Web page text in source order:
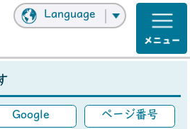
Language
Google ページ番号